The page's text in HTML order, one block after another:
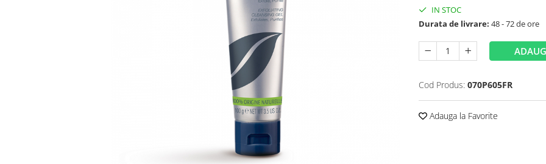
IN STOC
Durata de livrare: 48 - 72 de ore
Cod Produs: 070P605FR
Adauga la Favorite